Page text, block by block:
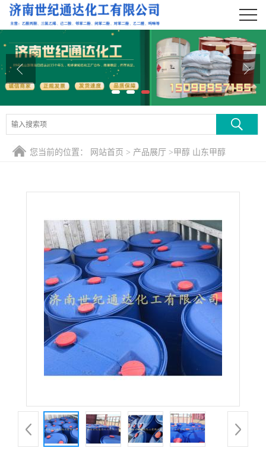
公司首页
公司介绍
产品展厅
证书荣誉
您当前的位置： 网站首页 > 产品展厅 >甲醇 山东甲醇